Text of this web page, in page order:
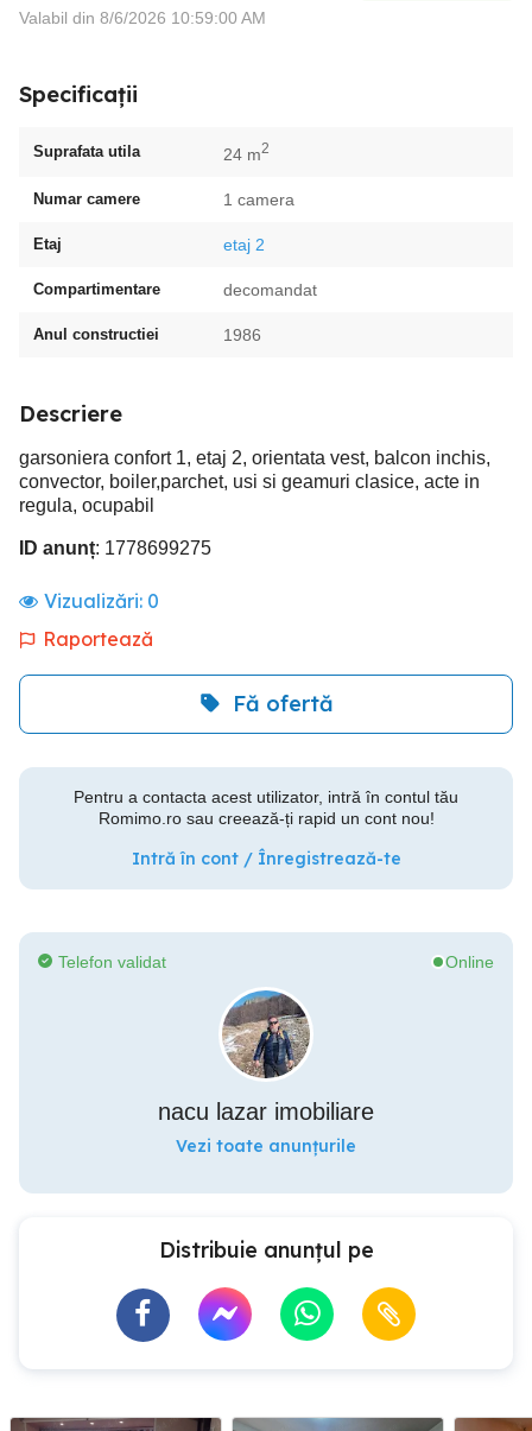
Valabil din 8/6/2026 10:59:00 AM
Specificații
Suprafata utila 24 m2
Numar camere 1 camera
Etaj etaj 2
Compartimentare decomandat
Anul constructiei 1986
Descriere
garsoniera confort 1, etaj 2, orientata vest, balcon inchis,
convector, boiler,parchet, usi si geamuri clasice, acte in
regula, ocupabil
ID anunț: 1778699275
Vizualizări: 0
Raportează
Fă ofertă
Pentru a contacta acest utilizator, intră în contul tău
Romimo.ro sau creează-ți rapid un cont nou!
Intră în cont / Înregistrează-te
Telefon validat Online
nacu lazar imobiliare
Vezi toate anunțurile
Distribuie anunțul pe